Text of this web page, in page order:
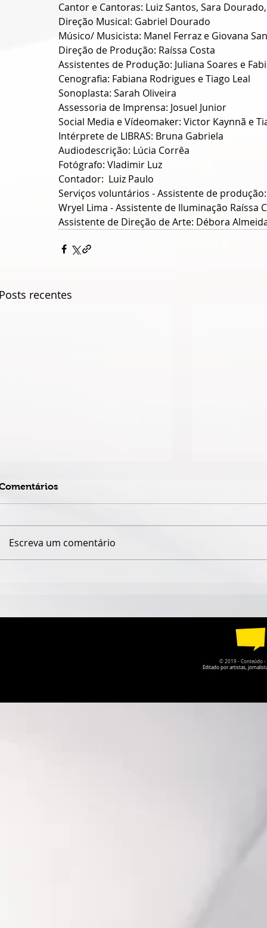
Cantor e Cantoras: Luiz Santos, Sara
Direção Musical: Gabriel Dourado
Músico/ Musicista: Manel Ferraz e Giovana
Direção de Produção: Raíssa Costa
Assistentes de Produção: Juliana Soares e
Cenografia: Fabiana Rodrigues e Tiago Leal
Sonoplasta: Sarah Oliveira
Assessoria de Imprensa: Josuel Junior
Social Media e Vídeomaker: Victor Kaynnã e
Intérprete de LIBRAS: Bruna Gabriela
Audiodescrição: Lúcia Corrêa
Fotógrafo: Vladimir Luz
Contador:  Luiz Paulo
Serviços voluntários - Assistente de
Wryel Lima - Assistente de Iluminação
Assistente de Direção de Arte: Débora
recentes
GUILHERME & SANTIAGO
DA
Escreva um comentário
© 2019 - Conteúdo -
Editado por artistas,